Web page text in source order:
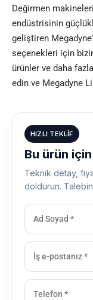
Değirmen
endüstrisinin
geliştiren
seçenekleri için
ürünler ve daha
edin ve Megadyne
HIZLI TEKLIF
Bu ürün
Teknik detay,
doldurun.